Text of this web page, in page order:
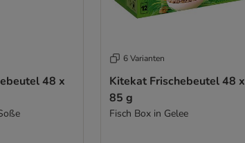
48 x
6 Varianten
Kitekat Frischebeutel 48 x
85 g
Fisch Box in Gelee